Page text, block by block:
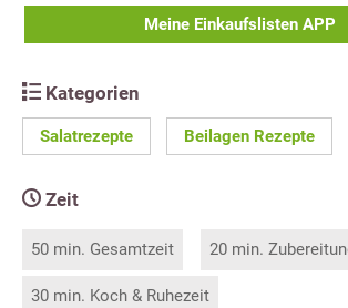
Meine Einkaufslisten APP
Kategorien
Salatrezepte Beilagen Rezepte
Zeit
50 min. Gesamtzeit 20 min.
30 min. Koch & Ruhezeit